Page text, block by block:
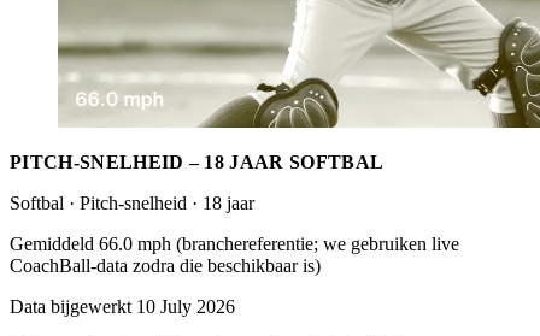
PITCH-SNELHEID – 18 JAAR SOFTBAL
Softbal · Pitch-snelheid · 18 jaar
Gemiddeld 66.0 mph (branchereferentie; we gebruiken live
CoachBall-data zodra die beschikbaar is)
Data bijgewerkt 10 July 2026